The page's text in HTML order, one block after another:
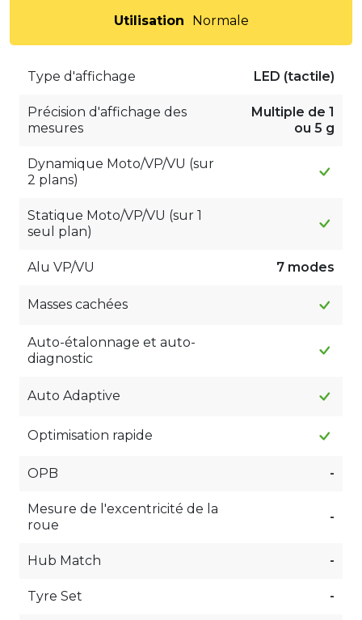
Utilisation
Normale
Type d'affichage LED (tactile)
Précision d'affichage des
mesures
Multiple de 1
ou 5 g
Dynamique Moto/VP/VU (sur
2 plans)
Statique Moto/VP/VU (sur 1
seul plan)
Alu VP/VU 7 modes
Masses cachées
Auto-étalonnage et auto-
diagnostic
Auto Adaptive
Optimisation rapide
OPB -
Mesure de l'excentricité de la
roue
-
Hub Match -
Tyre Set -